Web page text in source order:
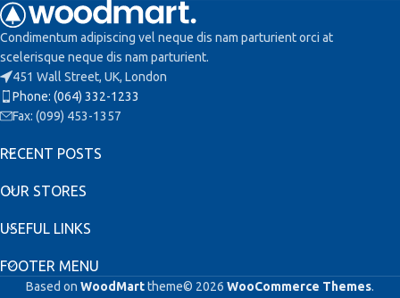
Condimentum adipiscing vel neque dis nam parturient orci at
scelerisque neque dis nam parturient.
451 Wall Street, UK, London
Phone: (064) 332-1233
Fax: (099) 453-1357
RECENT POSTS
OUR STORES
USEFUL LINKS
FOOTER MENU
Based on WoodMarttheme© 2026 WooCommerce Themes.